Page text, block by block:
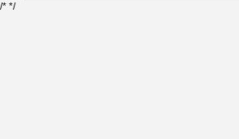
/* */